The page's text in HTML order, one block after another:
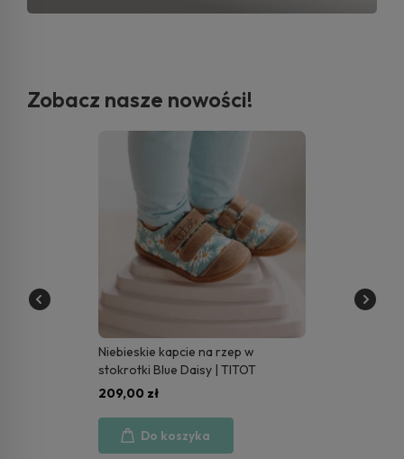
Zobacz nasze nowości!
Niebieskie kapcie na rzep w
stokrotki Blue Daisy | TITOT
209,00 zł
Do koszyka